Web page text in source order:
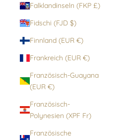
Falklandinseln (FKP £)
Fidschi (FJD $)
Finnland (EUR €)
Frankreich (EUR €)
Französisch-Guayana
(EUR €)
Französisch-
Polynesien (XPF Fr)
Französische